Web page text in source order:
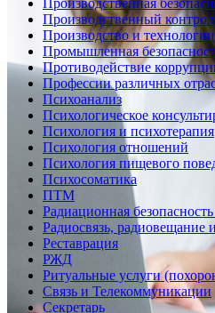
Производственная
Производственный
Производство и технологии
Промышленная
Противодействие
Профессии различных
Психоанализ
Психологическое
Психология и психотерапия
Психология отношений
Психология пищевого
Психосоматика
ПТМ
Радиационная
Радиосвязь, радиовещание
Реставрация
РЖД
Ритуальные услуги
Связь и Телекоммуникации
Секретарь